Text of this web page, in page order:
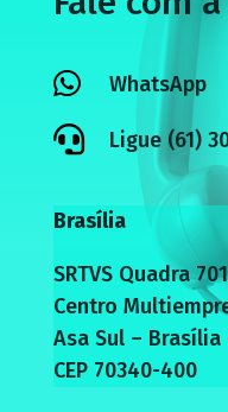
 WhatsApp
 Ligue (61)
Brasília
SRTVS Quadra
Centro
Asa Sul – Brasília
CEP 70340-400